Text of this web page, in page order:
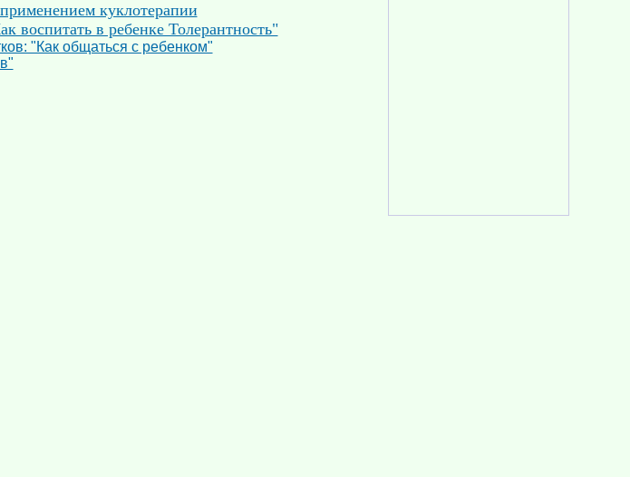
куклотерапии
воспитать в ребенке Толерантность"
"Как общаться с ребенком"